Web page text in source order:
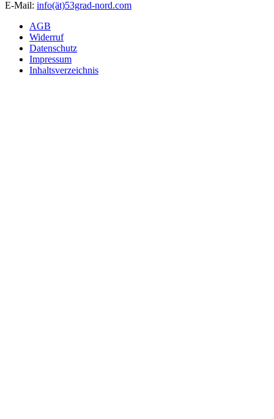
E-Mail: info(ät)53grad-nord.com
AGB
Widerruf
Datenschutz
Impressum
Inhaltsverzeichnis